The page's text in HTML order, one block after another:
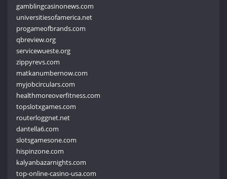
gamblingcasinonews.com
universitiesofamerica.net
progameofbrands.com
qbreview.org
servicewueste.org
zippyrevs.com
matkanumbernow.com
myjobcirculars.com
healthmoreoverfitness.com
topslotxgames.com
routerloggnet.net
dantella6.com
slotsgamesone.com
hispinzone.com
kalyanbazarnights.com
top-online-casino-usa.com